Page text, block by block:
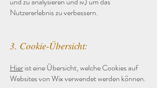
Nutzererlebnis zu verbessern.
3. Cookie-Übersicht:
Hierist eine Übersicht, welche Cookies auf
Websites von Wix verwendet werden können.